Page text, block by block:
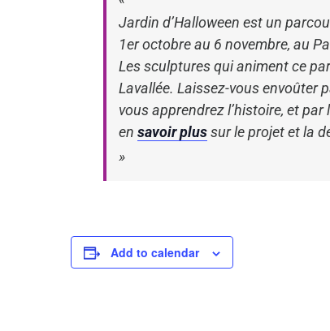
Jardin d’Halloween est un
1er octobre au 6 novembre, au
Les sculptures qui animent ce
Lavallée. Laissez-vous envoûter
vous apprendrez l’histoire, et
en savoir plussur le projet et la
Add to calendar